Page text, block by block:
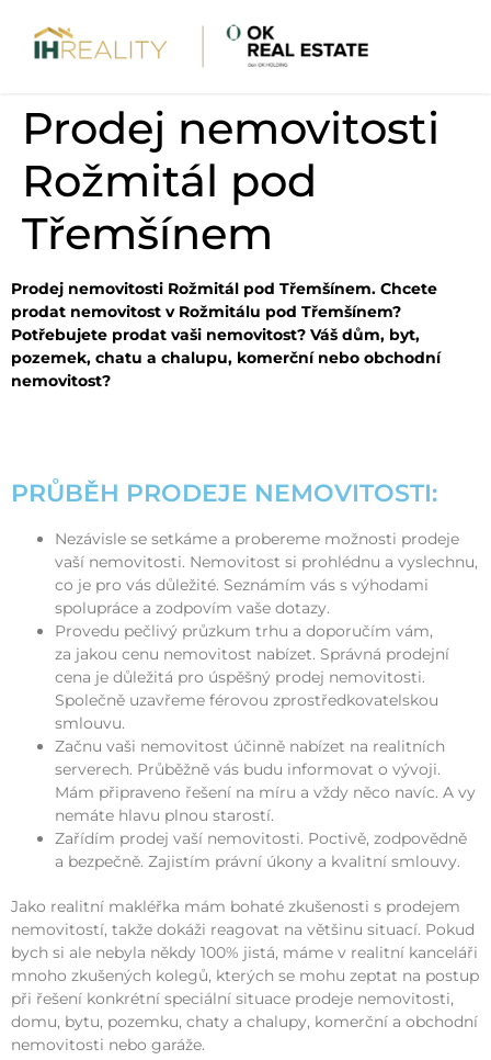
Prodej nemovitosti
Rožmitál pod
Třemšínem
Prodej nemovitosti Rožmitál pod Třemšínem. Chcete
prodat nemovitost v Rožmitálu pod Třemšínem?
Potřebujete prodat vaši nemovitost? Váš dům, byt,
pozemek, chatu a chalupu, komerční nebo obchodní
nemovitost?
PRŮBĚH PRODEJE NEMOVITOSTI:
Nezávisle se setkáme a probereme možnosti prodeje
vaší nemovitosti. Nemovitost si prohlédnu a vyslechnu,
co je pro vás důležité. Seznámím vás s výhodami
spolupráce a zodpovím vaše dotazy.
Provedu pečlivý průzkum trhu a doporučím vám,
za jakou cenu nemovitost nabízet. Správná prodejní
cena je důležitá pro úspěšný prodej nemovitosti.
Společně uzavřeme férovou zprostředkovatelskou
smlouvu.
Začnu vaši nemovitost účinně nabízet na realitních
serverech. Průběžně vás budu informovat o vývoji.
Mám připraveno řešení na míru a vždy něco navíc. A vy
nemáte hlavu plnou starostí.
Zařídím prodej vaší nemovitosti. Poctivě, zodpovědně
a bezpečně. Zajistím právní úkony a kvalitní smlouvy.
Jako realitní makléřka mám bohaté zkušenosti s prodejem
nemovitostí, takže dokáži reagovat na většinu situací. Pokud
bych si ale nebyla někdy 100% jistá, máme v realitní kanceláři
mnoho zkušených kolegů, kterých se mohu zeptat na postup
při řešení konkrétní speciální situace prodeje nemovitosti,
domu, bytu, pozemku, chaty a chalupy, komerční a obchodní
nemovitosti nebo garáže.